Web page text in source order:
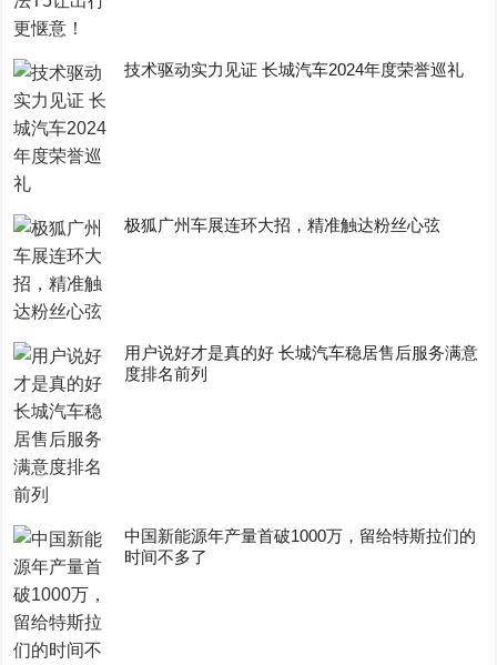
技术驱动实力见证 长城汽车2024年度荣誉巡礼
极狐广州车展连环大招，精准触达粉丝心弦
用户说好才是真的好 长城汽车稳居售后服务满意
度排名前列
中国新能源年产量首破1000万，留给特斯拉们的
时间不多了